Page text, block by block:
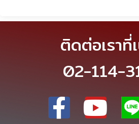
ติดต่อเราที่
02-114-